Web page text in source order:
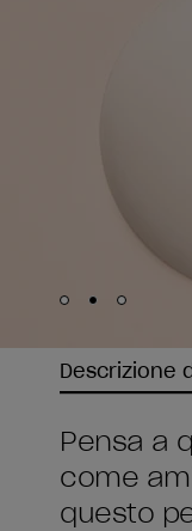
Skip to slide
Skip to
Skip to
Descrizione
Pensa a
come
questo